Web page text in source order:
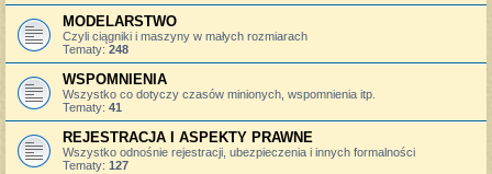
MODELARSTWO
Czyli ciągniki i maszyny w małych rozmiarach
Tematy: 248
WSPOMNIENIA
Wszystko co dotyczy czasów minionych, wspomnienia itp.
Tematy: 41
REJESTRACJA I ASPEKTY PRAWNE
Wszystko odnośnie rejestracji, ubezpieczenia i innych formalności
Tematy: 127